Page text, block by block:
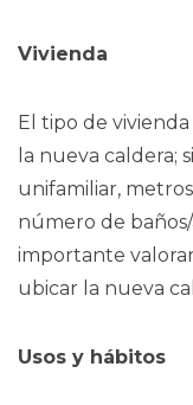
Vivienda
El tipo de
la nueva caldera;
unifamiliar,
número de baños/
importante
ubicar la nueva
Usos y hábitos